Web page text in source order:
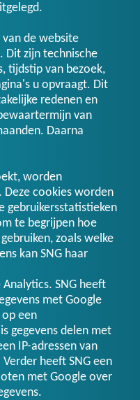
van de website
Dit zijn technische
tijdstip van bezoek,
u opvraagt. Dit
redenen en
van
Daarna
worden
Deze cookies worden
gebruikersstatistieken
te begrijpen hoe
zoals welke
kan SNG haar
SNG heeft
met Google
een
gegevens delen met
IP-adressen van
heeft SNG een
met Google over